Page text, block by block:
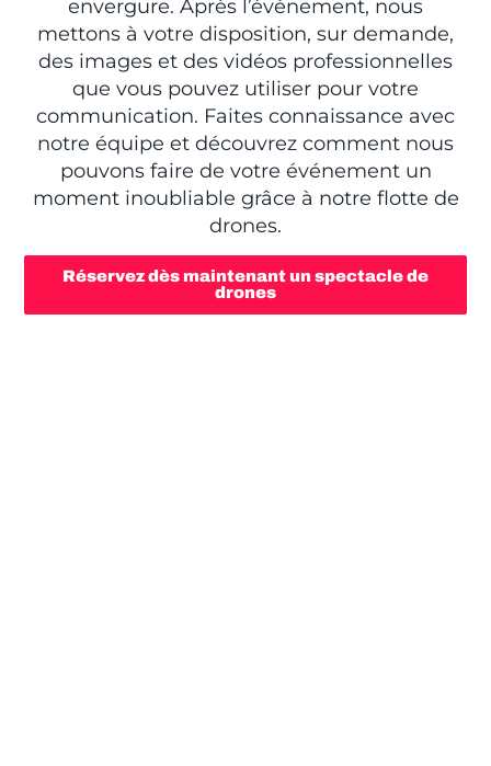
envergure. Après l’événement, nous
mettons à votre disposition, sur demande,
des images et des vidéos professionnelles
que vous pouvez utiliser pour votre
communication. Faites connaissance avec
notre équipe et découvrez comment nous
pouvons faire de votre événement un
moment inoubliable grâce à notre flotte de
drones.
Réservez dès maintenant un spectacle de
drones